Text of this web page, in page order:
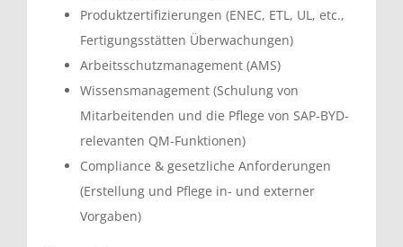
Produktzertifizierungen (ENEC, ETL, UL, etc.,
Fertigungsstätten Überwachungen)
Arbeitsschutzmanagement (AMS)
Wissensmanagement (Schulung von
Mitarbeitenden und die Pflege von SAP-BYD-
relevanten QM-Funktionen)
Compliance & gesetzliche Anforderungen
(Erstellung und Pflege in- und externer
Vorgaben)